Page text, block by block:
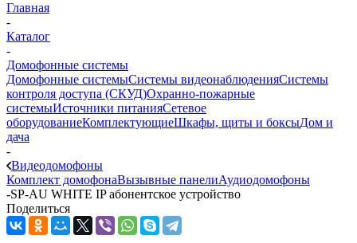
Главная
-
Каталог
-
Домофонные системы
Домофонные системыСистемы видеонаблюденияСистемы
контроля доступа (СКУД)Охранно-пожарные
системыИсточники питанияСетевое
оборудованиеКомплектующиеШкафы, щиты и боксыДом и
дача
-
Видеодомофоны
Комплект домофонаВызывные панелиАудиодомофоны
-SP-AU WHITE IP абонентское устройство
Поделиться